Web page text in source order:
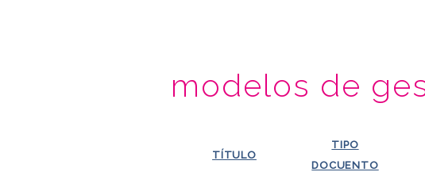
modelos de
TÍTULO
TIPO
DOCUENTO